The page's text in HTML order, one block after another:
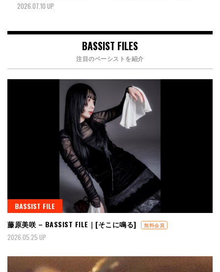
2026.07.10 UP
BASSIST FILES
注目のベーシストを紹介
BASSIST FILE
藤原美咲 – BASSIST FILE｜[そこに鳴る]
無料会員
2026.05.25 UP